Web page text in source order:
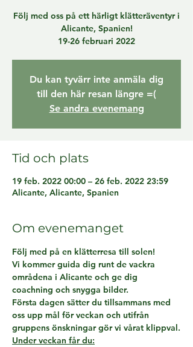
Följ med oss på ett härligt klätteräventyr i
Alicante, Spanien!
19-26 februari 2022
Du kan tyvärr inte anmäla dig
till den här resan längre =(
Se andra evenemang
Tid och plats
19 feb. 2022 00:00 – 26 feb. 2022 23:59
Alicante, Alicante, Spanien
Om evenemanget
Följ med på en klätterresa till solen!
Vi kommer guida dig runt de vackra
områdena i Alicante och ge dig
coachning och snygga bilder.
Första dagen sätter du tillsammans med
oss upp mål för veckan och utifrån
gruppens önskningar gör vi vårat klippval.
Under veckan får du: